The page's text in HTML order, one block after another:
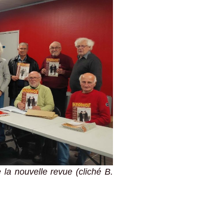
la nouvelle revue (cliché B.